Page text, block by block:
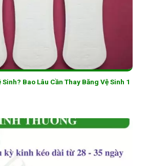
Sinh? Bao Lâu Cần Thay Băng Vệ Sinh 1